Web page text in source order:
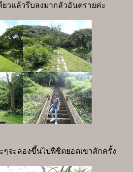
ยวแล้วรีบลงมากลัวอันตรายค่ะ
ๆจะลองขึ้นไปพิชิตยอดเขาสักครั้ง